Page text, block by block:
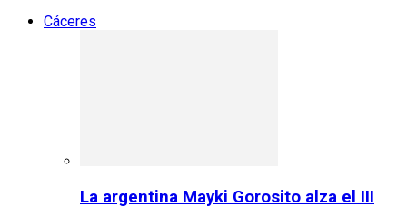
Cáceres
La argentina Mayki Gorosito alza el III